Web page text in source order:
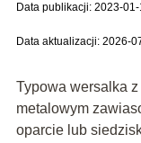
Data publikacji: 2023-
Data aktualizacji: 2026-
Typowa wersalka
metalowym
oparcie lub